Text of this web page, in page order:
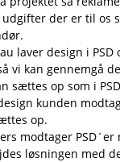
der er til os
laver design i PSD
vi kan gennemgå
sættes op som i
kunden
op.
modtager
løsningen med